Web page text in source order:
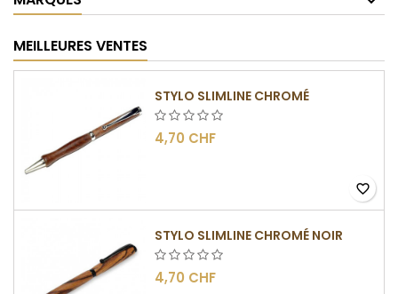
MEILLEURES VENTES
STYLO SLIMLINE CHROMÉ
4,70 CHF
favorite_border
STYLO SLIMLINE CHROMÉ NOIR
4,70 CHF